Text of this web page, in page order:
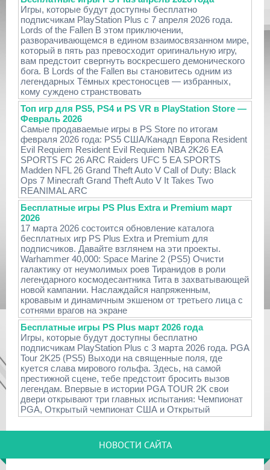
Игры, которые будут доступны бесплатно
подписчикам PlayStation Plus с 7 апреля 2026 года.
Lords of the Fallen В этом приключении,
разворачивающемся в едином взаимосвязанном мире,
который в пять раз превосходит оригинальную игру,
вам предстоит свергнуть воскресшего демонического
бога. В Lords of the Fallen вы становитесь одним из
легендарных Тёмных крестоносцев — избранных,
кому суждено странствовать
Топ игр для PS5, PS4 и PS VR в PlayStation Store —
Февраль 2026
Самые продаваемые игры в PS Store по итогам
февраля 2026 года: PS5 США/Канадп Европа Resident
Evil Requiem Resident Evil Requiem NBA 2K26 EA
SPORTS FC 26 ARC Raiders UFC 5 EA SPORTS
Madden NFL 26 Grand Theft Auto V Call of Duty: Black
Ops 7 Minecraft Grand Theft Auto V It Takes Two
REANIMAL ARC
Бесплатные игры PS Plus Extra и Premium март
2026
17 марта 2026 состоится обновление каталога
бесплатных игр PS Plus Extra и Premium для
подписчиков. Давайте взглянем на эти проекты.
Warhammer 40,000: Space Marine 2 (PS5) Очисти
галактику от неумолимых роев Тиранидов в роли
легендарного космодесантника Тита в захватывающей
новой кампании. Наслаждайся напряженным,
кровавым и динамичным экшеном от третьего лица с
сотнями врагов на экране
Бесплатные игры PS Plus март 2026 года
Игры, которые будут доступны бесплатно
подписчикам PlayStation Plus с 3 марта 2026 года. PGA
Tour 2K25 (PS5) Выходи на священные поля, где
куется слава мирового гольфа. Здесь, на самой
престижной сцене, тебе предстоит бросить вызов
легендам. Впервые в истории PGA TOUR 2K свои
двери открывают три главных испытания: Чемпионат
PGA, Открытый чемпионат США и Открытый
НОВОСТИ САЙТА